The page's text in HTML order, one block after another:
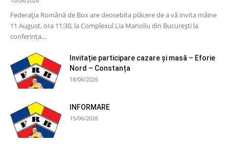
Federația Română de Box are deosebita plăcere de a vă invita mâine
11 August, ora 11:30, la Complexul Lia Manoliu din București la
conferința...
Invitație participare cazare și masă – Eforie
Nord – Constanța
18/06/2026
INFORMARE
15/06/2026